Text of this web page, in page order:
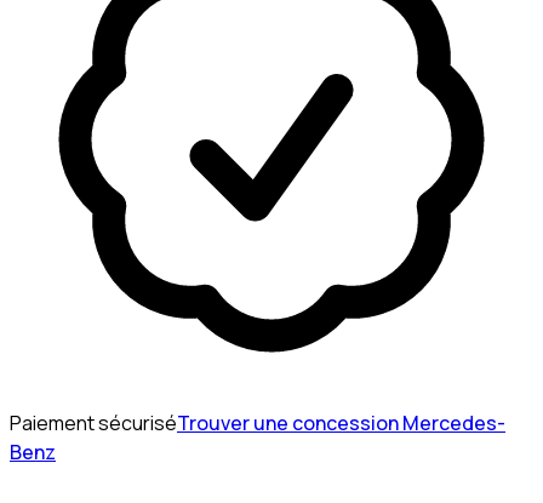
Paiement sécuriséTrouver une concession Mercedes-
Benz